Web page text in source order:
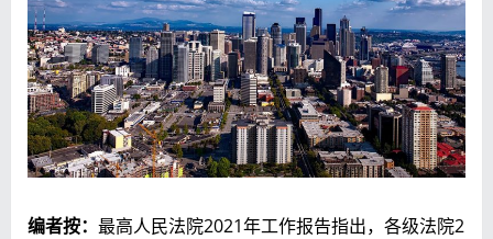
编者按： 最高人民法院2021年工作报告指出，各级法院2